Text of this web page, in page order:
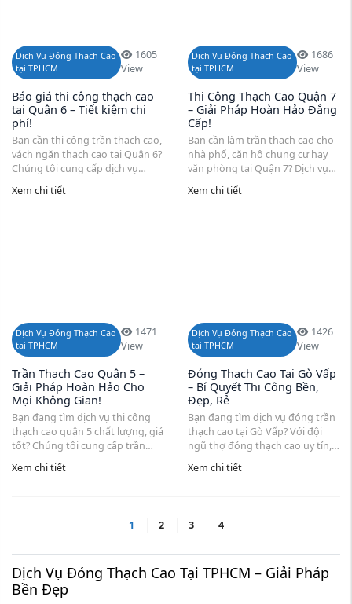
Dịch Vụ Đóng Thạch Cao
tại TPHCM
1605
View
Báo giá thi công thạch cao
tại Quận 6 – Tiết kiệm chi
phí!
Bạn cần thi công trần thạch cao,
vách ngăn thạch cao tại Quận 6?
Chúng tôi cung cấp dịch vụ
chuyên nghiệp với báo giá chi
tiết, thi công nhanh chóng, đảm
Xem chi tiết
Dịch Vụ Đóng Thạch Cao
tại TPHCM
1686
View
Thi Công Thạch Cao Quận 7
– Giải Pháp Hoàn Hảo Đẳng
Cấp!
Bạn cần làm trần thạch cao cho
nhà phố, căn hộ chung cư hay
văn phòng tại Quận 7? Dịch vụ
thi công trần vách thạch cao
Quận 7 mang đến giải pháp
Xem chi tiết
Dịch Vụ Đóng Thạch Cao
tại TPHCM
1471
View
Trần Thạch Cao Quận 5 –
Giải Pháp Hoàn Hảo Cho
Mọi Không Gian!
Bạn đang tìm dịch vụ thi công
thạch cao quận 5 chất lượng, giá
tốt? Chúng tôi cung cấp trần
thạch cao, vách ngăn thạch cao,
giúp không gian đẹp và bền lâu.
Xem chi tiết
Dịch Vụ Đóng Thạch Cao
tại TPHCM
1426
View
Đóng Thạch Cao Tại Gò Vấp
– Bí Quyết Thi Công Bền,
Đẹp, Rẻ
Bạn đang tìm dịch vụ đóng trần
thạch cao tại Gò Vấp? Với đội
ngũ thợ đóng thạch cao uy tín,
chúng tôi cam kết thi công trần
thạch cao phòng khách, phòng
Xem chi tiết
1 2 3 4
Dịch Vụ Đóng Thạch Cao Tại TPHCM – Giải Pháp
Bền Đẹp